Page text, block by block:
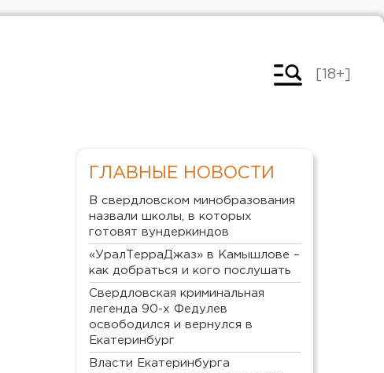
[18+]
ГЛАВНЫЕ НОВОСТИ
В свердловском минобразования
назвали школы, в которых
готовят вундеркиндов
«УралТерраДжаз» в Камышлове –
как добраться и кого послушать
Свердловская криминальная
легенда 90-х Федулев
освободился и вернулся в
Екатеринбург
Власти Екатеринбурга